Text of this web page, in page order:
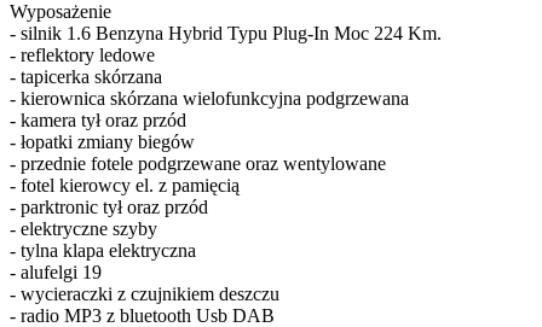
Wyposażenie
- silnik 1.6 Benzyna Hybrid Typu Plug-In Moc 224 Km.
- reflektory ledowe
- tapicerka skórzana
- kierownica skórzana wielofunkcyjna podgrzewana
- kamera tył oraz przód
- łopatki zmiany biegów
- przednie fotele podgrzewane oraz wentylowane
- fotel kierowcy el. z pamięcią
- parktronic tył oraz przód
- elektryczne szyby
- tylna klapa elektryczna
- alufelgi 19
- wycieraczki z czujnikiem deszczu
- radio MP3 z bluetooth Usb DAB